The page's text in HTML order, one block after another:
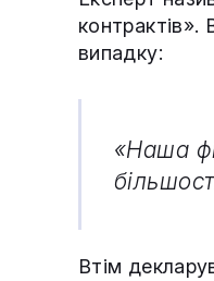
контрактів».
випадку:
«Наша
Втім